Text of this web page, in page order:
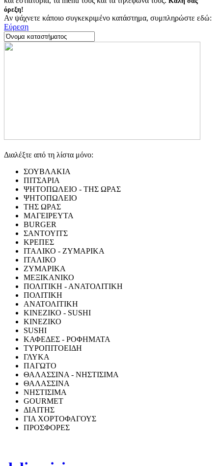
όρεξη!
Αν ψάχνετε κάποιο συγκεκριμένο κατάστημα, συμπληρώστε εδώ:
Εύρεση
Διαλέξτε από τη λίστα μόνο:
ΣΟΥΒΛΑΚΙΑ
ΠΙΤΣΑΡΙΑ
ΨΗΤΟΠΩΛΕΙΟ - ΤΗΣ ΩΡΑΣ
ΨΗΤΟΠΩΛΕΙΟ
ΤΗΣ ΩΡΑΣ
ΜΑΓΕΙΡΕΥΤΑ
BURGER
ΣΑΝΤΟΥΙΤΣ
ΚΡΕΠΕΣ
ΙΤΑΛΙΚΟ - ΖΥΜΑΡΙΚΑ
ΙΤΑΛΙΚΟ
ΖΥΜΑΡΙΚΑ
ΜΕΞΙΚΑΝΙΚΟ
ΠΟΛΙΤΙΚΗ - ΑΝΑΤΟΛΙΤΙΚΗ
ΠΟΛΙΤΙΚΗ
ΑΝΑΤΟΛΙΤΙΚΗ
ΚΙΝΕΖΙΚΟ - SUSHI
ΚΙΝΕΖΙΚΟ
SUSHI
ΚΑΦΕΔΕΣ - ΡΟΦΗΜΑΤΑ
ΤΥΡΟΠΙΤΟΕΙΔΗ
ΓΛΥΚΑ
ΠΑΓΩΤΟ
ΘΑΛΑΣΣΙΝΑ - ΝΗΣΤΙΣΙΜΑ
ΘΑΛΑΣΣΙΝΑ
ΝΗΣΤΙΣΙΜΑ
GOURMET
ΔΙΑΙΤΗΣ
ΓΙΑ ΧΟΡΤΟΦΑΓΟΥΣ
ΠΡΟΣΦΟΡΕΣ